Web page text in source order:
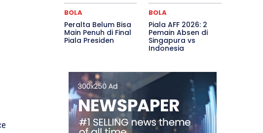
BOLA
Peralta Belum Bisa
Main Penuh di Final
Piala Presiden
BOLA
Piala AFF 2026: 2
Pemain Absen di
Singapura vs
Indonesia